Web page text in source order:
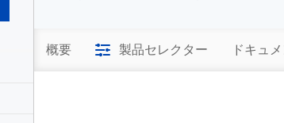
概要 製品セレクター ドキュ